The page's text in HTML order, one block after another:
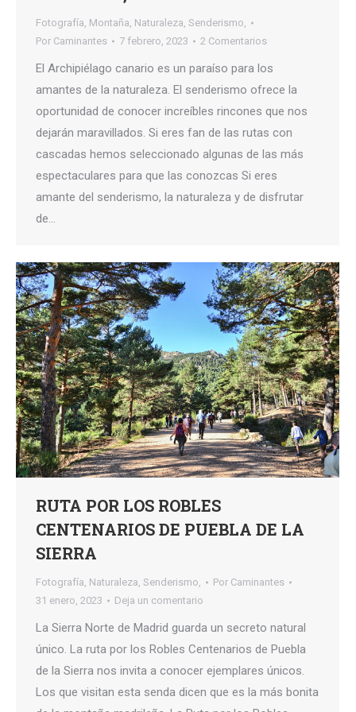
Fotografía, Montaña, Naturaleza, Senderismo,
Por Caminantes 7 febrero, 2023 2 Comentarios
El Archipiélago canario es un paraíso para los
amantes de la naturaleza. El senderismo ofrece la
oportunidad de conocer increíbles rincones que nos
dejarán maravillados. Si eres fan de las rutas con
cascadas hemos seleccionado algunas de las más
espectaculares para que las conozcas Si eres
amante del senderismo, la naturaleza y de disfrutar
de…
RUTA POR LOS ROBLES
CENTENARIOS DE PUEBLA DE LA
SIERRA
Fotografía, Naturaleza, Senderismo, Por Caminantes
31 enero, 2023
Deja un comentario
La Sierra Norte de Madrid guarda un secreto natural
único. La ruta por los Robles Centenarios de Puebla
de la Sierra nos invita a conocer ejemplares únicos.
Los que visitan esta senda dicen que es la más bonita